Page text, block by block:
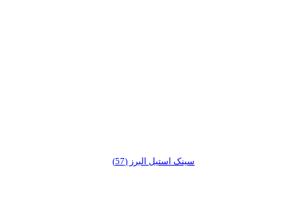
سینک استیل البرز (57)